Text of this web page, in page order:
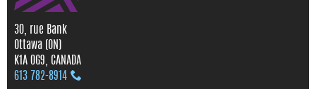
30, rue Bank
Ottawa (ON)
K1A 0G9, CANADA
613 782‑8914